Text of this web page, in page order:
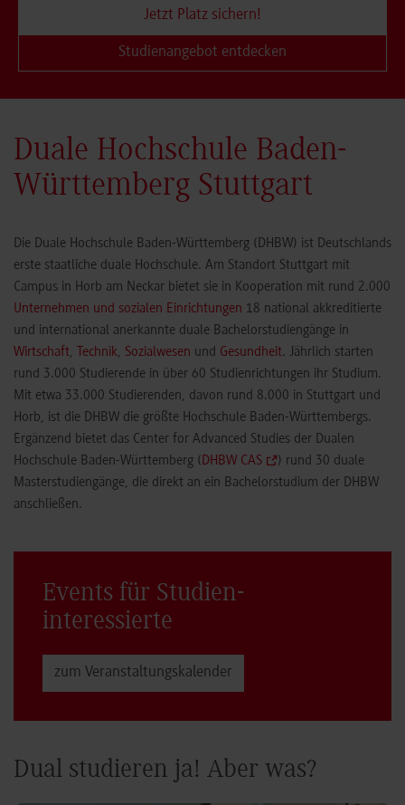
Jetzt Platz sichern!
Studienangebot entdecken
Duale Hochschule Baden-
Württemberg Stuttgart
Die Duale Hochschule Baden-Württemberg (DHBW) ist Deutschlands
erste staatliche duale Hochschule. Am Standort Stuttgart mit
Campus in Horb am Neckar bietet sie in Kooperation mit rund 2.000
Unternehmen und sozialen Einrichtungen 18 national akkreditierte
und international anerkannte duale Bachelorstudiengänge in
Wirtschaft, Technik, Sozialwesen und Gesundheit. Jährlich starten
rund 3.000 Studierende in über 60 Studienrichtungen ihr Studium.
Mit etwa 33.000 Studierenden, davon rund 8.000 in Stuttgart und
Horb, ist die DHBW die größte Hochschule Baden-Württembergs.
Ergänzend bietet das Center for Advanced Studies der Dualen
Hochschule Baden-Württemberg (DHBW CAS
) rund 30 duale
Masterstudiengänge, die direkt an ein Bachelorstudium der DHBW
anschließen.
Events für Studien­
interessierte
zum Veranstaltungs­kalender
Dual studieren ja! Aber was?